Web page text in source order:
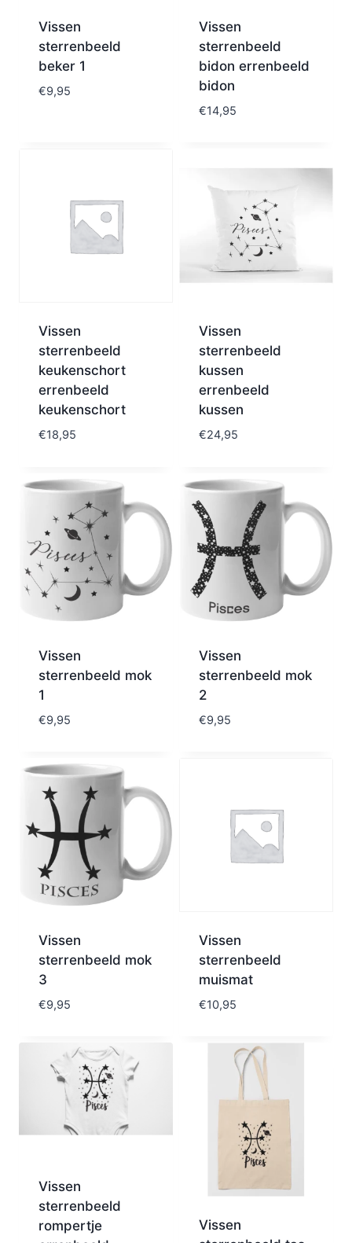
Vissen
sterrenbeeld
beker 1
€9,95
Vissen
sterrenbeeld
bidon errenbeeld
bidon
€14,95
Vissen
sterrenbeeld
keukenschort
errenbeeld
keukenschort
€18,95
Vissen
sterrenbeeld
kussen
errenbeeld
kussen
€24,95
Vissen
sterrenbeeld mok
1
€9,95
Vissen
sterrenbeeld mok
2
€9,95
Vissen
sterrenbeeld mok
3
€9,95
Vissen
sterrenbeeld
muismat
€10,95
Vissen
sterrenbeeld
rompertje
Vissen